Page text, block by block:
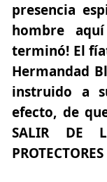
presencia
hombre
terminó! El
Hermandad
instruido a
efecto, de
SALIR DE